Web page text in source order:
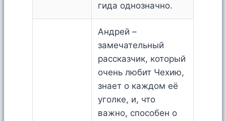
гида однозначно.
Андрей –
замечательный
рассказчик, который
очень любит Чехию,
знает о каждом её
уголке, и, что
важно, способен о